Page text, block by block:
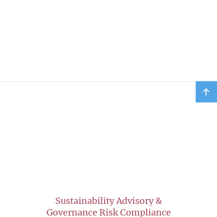
Sustainability Advisory &
Governance Risk Compliance